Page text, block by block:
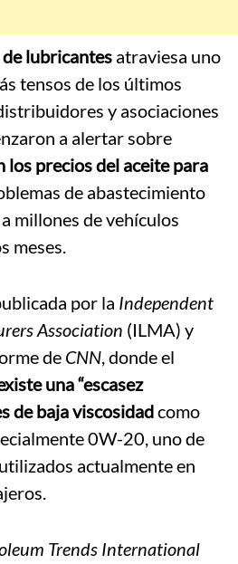
lubricantes atraviesa uno
tensos de los últimos
y asociaciones
a alertar sobre
los precios del aceite para
de abastecimiento
millones de vehículos
meses.
por la Independent
Association (ILMA) y
de CNN, donde el
una “escasez
de baja viscosidadcomo
0W-20, uno de
actualmente en
Trends International